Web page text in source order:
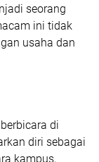
seorang
ini tidak
usaha dan
di
diri sebagai
kampus,